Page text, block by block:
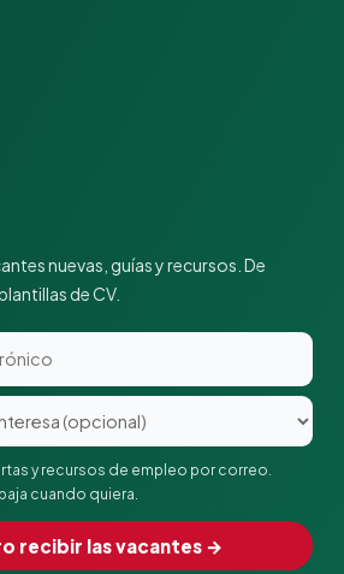
nuevas, guías y recursos. De
de CV.
y recursos de empleo por correo.
cuando quiera.
recibir las vacantes →